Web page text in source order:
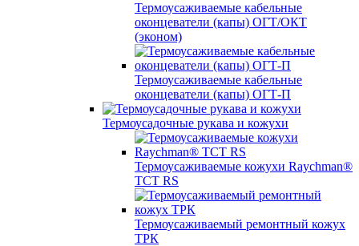
Термоусаживаемые кабельные
оконцеватели (капы) ОГТ/ОКТ
(эконом)
Термоусаживаемые кабельные
оконцеватели (капы) ОГТ-П
Термоусадочные рукава и кожухи
Термоусаживаемые кожухи Raychman®
TCT RS
Термоусаживаемый ремонтный кожух
ТРК